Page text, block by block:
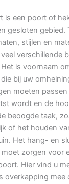
is een poort of
gesloten gebied.
stijlen en
verschillende
is voornaam
bij uw
moeten
wordt en de
beoogde taak,
of het houden
Het hang- en
zorgen voor
Hier vind u
overkapping mee